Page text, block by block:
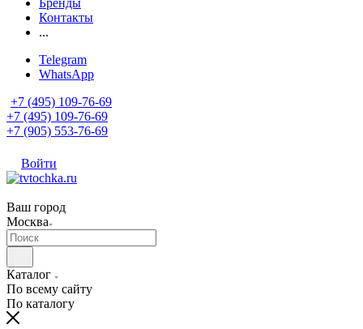
Бренды
Контакты
...
Telegram
WhatsApp
+7 (495) 109-76-69
+7 (495) 109-76-69
+7 (905) 553-76-69
Войти
Ваш город
Москва
Каталог
По всему сайту
По каталогу